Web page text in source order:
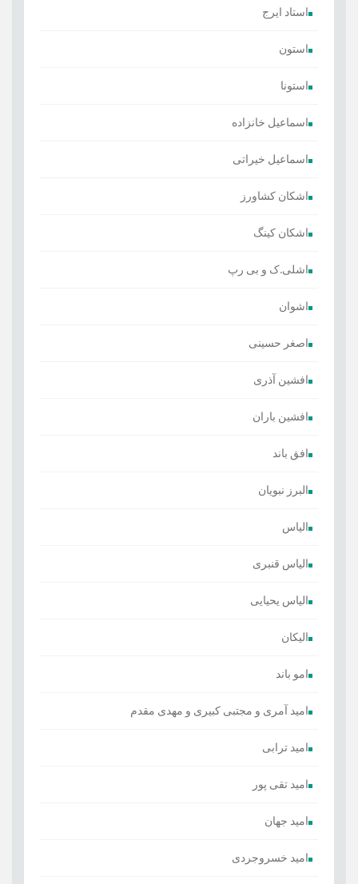
استاد ایرج
استون
استونا
اسماعیل خانزاده
اسماعیل خیراتی
اشکان کشاورز
اشکان کینگ
اشلی.ک و بی رپ
اشوان
اصغر حسینی
افشین آذری
افشین باران
افق باند
البرز نبویان
الیاس
الیاس قنبرى
الیاس یحیایی
الیکان
امو باند
امید آمری و مجتبی کبیری و مهدى مقدم
امید ترابی
امید تقی پور
امید جهان
امید خسروجردی